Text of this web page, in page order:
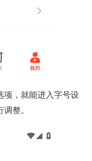
项，就能进入字号设
整。